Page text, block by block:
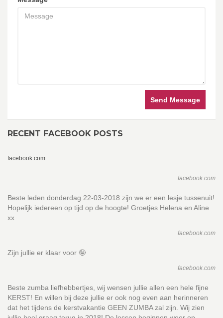
Send Message
RECENT FACEBOOK POSTS
facebook.com
facebook.com
Beste leden donderdag 22-03-2018 zijn we er een lesje tussenuit!
Hopelijk iedereen op tijd op de hoogte! Groetjes Helena en Aline
xx
facebook.com
Zijn jullie er klaar voor 🤪
facebook.com
Beste zumba liefhebbertjes, wij wensen jullie allen een hele fijne
KERST! En willen bij deze jullie er ook nog even aan herinneren
dat het tijdens de kerstvakantie GEEN ZUMBA zal zijn. Wij zien